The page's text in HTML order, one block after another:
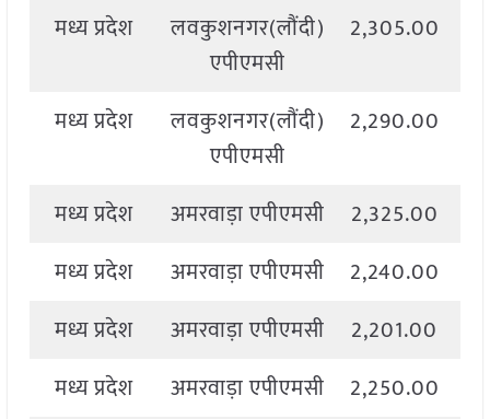
मध्य प्रदेश
लवकुशनगर(लौंदी)
एपीएमसी
2,305.00
मध्य प्रदेश
लवकुशनगर(लौंदी)
एपीएमसी
2,290.00
मध्य प्रदेश अमरवाड़ा एपीएमसी 2,325.00
मध्य प्रदेश
अमरवाड़ा एपीएमसी 2,240.00
मध्य प्रदेश
अमरवाड़ा एपीएमसी 2,201.00
मध्य प्रदेश
अमरवाड़ा एपीएमसी 2,250.00